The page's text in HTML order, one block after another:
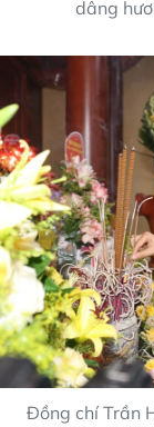
dâng
Đồng chí Trần